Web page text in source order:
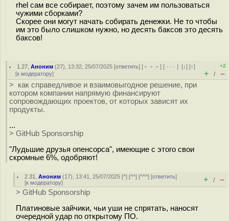
rhel сам все собирает, поэтому зачем им пользоваться
чужими сборками?
Скорее они могут начать собирать денежки. Не то чтобы
им это было слишком нужно, но десять баксов это десять
баксов!
1.27 ,Аноним (27), 13:32, 25/07/2025 [ответить] [ ﹢﹢﹢] [ · · ·][↓] [↑]
[к модератору]
+2
+ / –
> как справедливое и взаимовыгодное решение, при
котором компании напрямую финансируют
сопровождающих проектов, от которых зависят их
продукты.
...
> GitHub Sponsorship
"Лудьшие друзья опенсорса", имеющие с этого свои
скромные 6%, одобряют!
2.31 ,Аноним (17), 13:41, 25/07/2025 [^] [^^] [^^^] [ответить]
[к модератору] + / –
> GitHub Sponsorship
Платиновые зайчики, чьи уши не спрятать, наносят
очередной удар по открытому ПО.